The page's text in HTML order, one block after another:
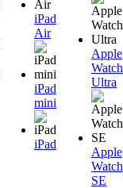
iPad
Air
iPad
mini
iPad
Apple
Watch
Ultra
Apple
Watch
SE